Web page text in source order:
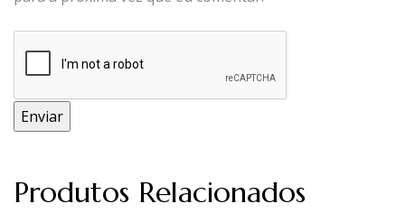
Produtos Relacionados